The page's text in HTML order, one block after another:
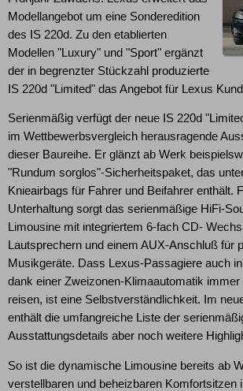
Modellangebot um eine Sonderedition
des IS 220d. Zu den etablierten
Modellen "Luxury" und "Sport" ergänzt
der in begrenzter Stückzahl produzierte
IS 220d "Limited" das Angebot für Lexus
Serienmäßig verfügt der neue IS 220d
im Wettbewerbsvergleich herausragende
dieser Baureihe. Er glänzt ab Werk
"Rundum sorglos"-Sicherheitspaket, das
Knieairbags für Fahrer und Beifahrer enthält.
Unterhaltung sorgt das serienmäßige HiFi-
Limousine mit integriertem 6-fach CD-
Lautsprechern und einem AUX-Anschluß für
Musikgeräte. Dass Lexus-Passagiere auch
dank einer Zweizonen-Klimaautomatik
reisen, ist eine Selbstverständlichkeit. Im
enthält die umfangreiche Liste der
Ausstattungsdetails aber noch weitere
So ist die dynamische Limousine bereits ab
verstellbaren und beheizbaren Komfortsitzen